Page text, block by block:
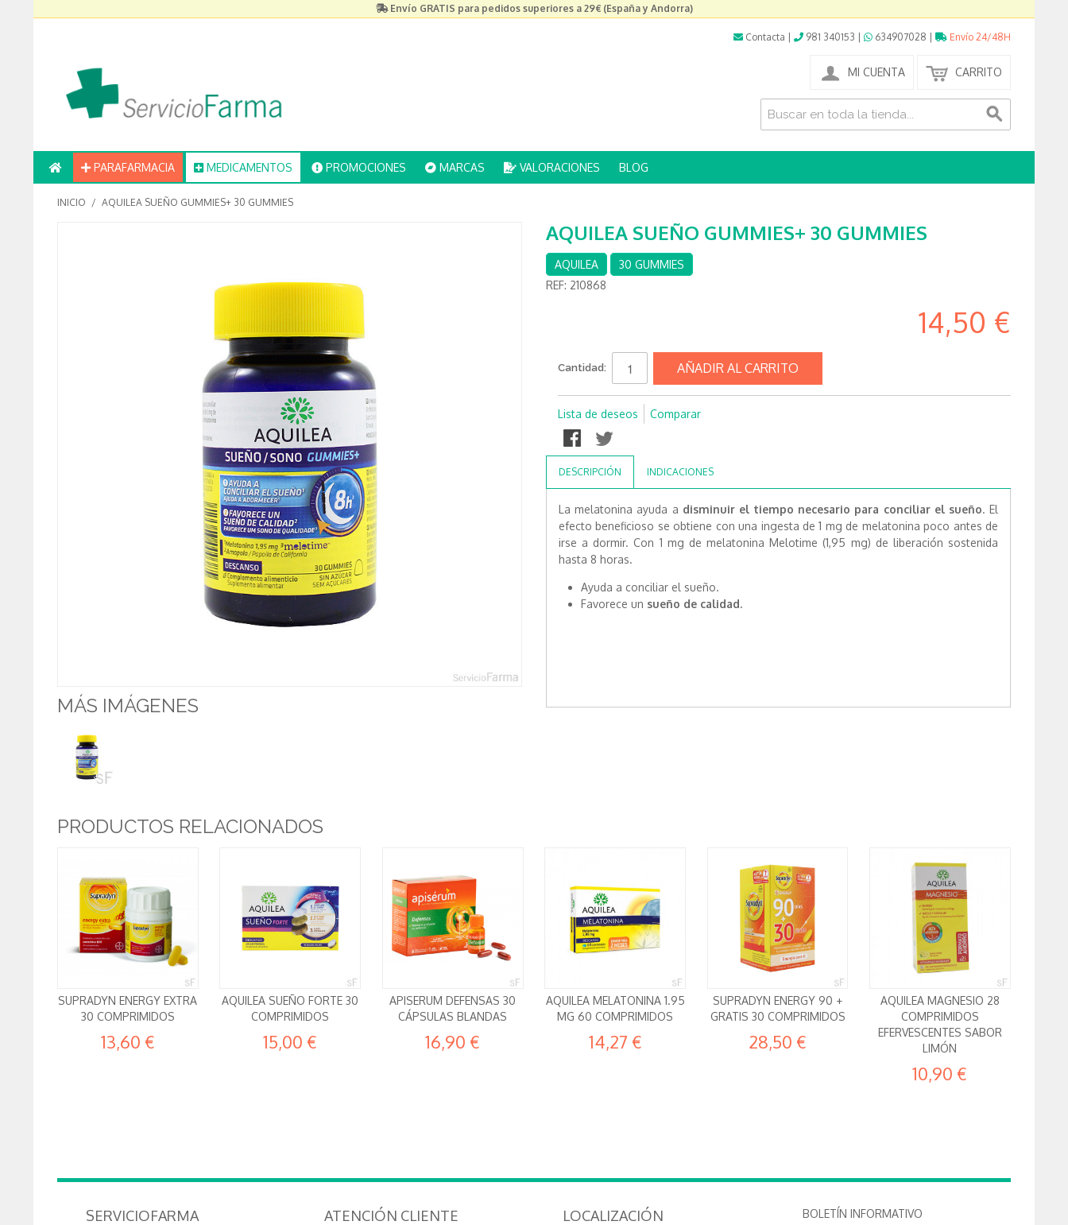
Envío GRATIS para pedidos superiores a 29€ (España y Andorra)
Contacta 981 340153 634907028 Envío 24/48H
MI CUENTA CARRITO
PARAFARMACIA MEDICAMENTOS PROMOCIONES MARCAS VALORACIONES BLOG
INICIO / AQUILEA SUEÑO GUMMIES+ 30 GUMMIES
MÁS IMÁGENES
AQUILEA SUEÑO GUMMIES+ 30 GUMMIES
AQUILEA
30 GUMMIES
REF: 210868
14,50 €
Cantidad: AÑADIR AL CARRITO
Lista de deseos Comparar
DESCRIPCIÓN INDICACIONES
La melatonina ayuda a disminuir el tiempo necesario para conciliar el sueño. El
efecto beneficioso se obtiene con una ingesta de 1 mg de melatonina poco antes de
irse a dormir. Con 1 mg de melatonina Melotime (1,95 mg) de liberación sostenida
hasta 8 horas.
Ayuda a conciliar el sueño.
Favorece un sueño de calidad.
PRODUCTOS RELACIONADOS
SUPRADYN ENERGY EXTRA
30 COMPRIMIDOS
13,60 €
AQUILEA SUEÑO FORTE 30
COMPRIMIDOS
15,00 €
APISERUM DEFENSAS 30
CÁPSULAS BLANDAS
16,90 €
AQUILEA MELATONINA 1.95
MG 60 COMPRIMIDOS
14,27 €
SUPRADYN ENERGY 90 +
GRATIS 30 COMPRIMIDOS
28,50 €
AQUILEA MAGNESIO 28
COMPRIMIDOS
EFERVESCENTES SABOR
LIMÓN
10,90 €
SERVICIOFARMA ATENCIÓN CLIENTE LOCALIZACIÓN BOLETÍN INFORMATIVO